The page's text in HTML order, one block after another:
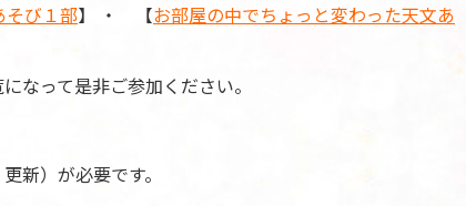
そび１部】 ・ 【お部屋の中でちょっと変わった天文あ
なって是非ご参加ください。
新）が必要です。